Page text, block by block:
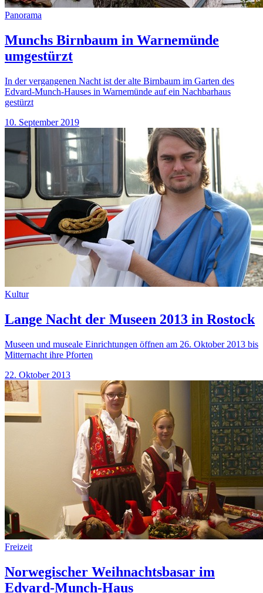
Panorama
Munchs Birnbaum in Warnemünde
umgestürzt
In der vergangenen Nacht ist der alte Birnbaum im Garten des
Edvard-Munch-Hauses in Warnemünde auf ein Nachbarhaus
gestürzt
10. September 2019
Kultur
Lange Nacht der Museen 2013 in Rostock
Museen und museale Einrichtungen öffnen am 26. Oktober 2013 bis
Mitternacht ihre Pforten
22. Oktober 2013
Freizeit
Norwegischer Weihnachtsbasar im
Edvard-Munch-Haus